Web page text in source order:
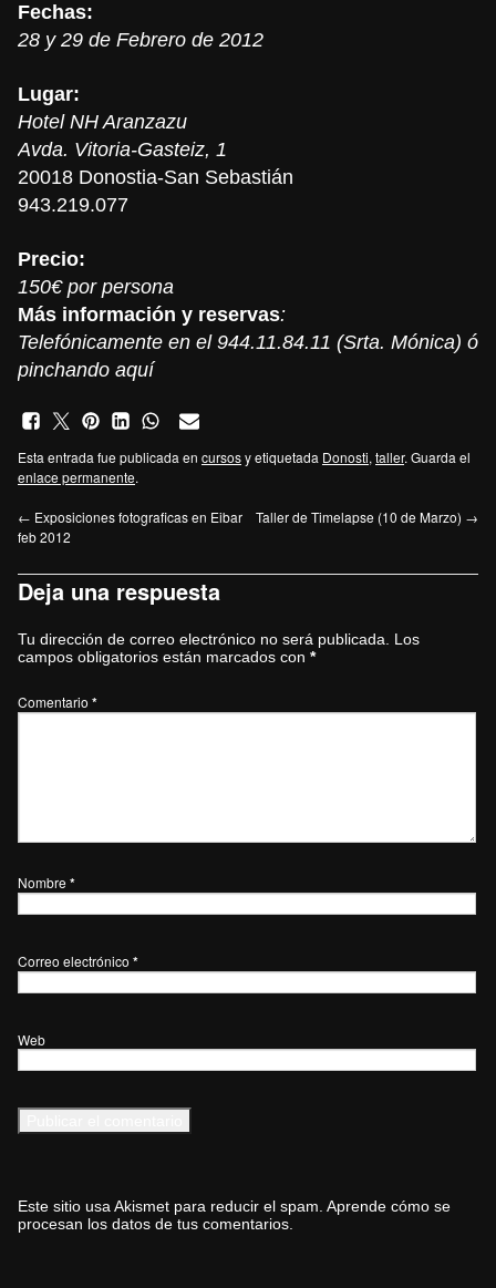
Fechas:
28 y 29 de Febrero de 2012
Lugar:
Hotel NH Aranzazu
Avda. Vitoria-Gasteiz, 1
20018 Donostia-San Sebastián
943.219.077
Precio:
150€ por persona
Más información y reservas:
Telefónicamente en el 944.11.84.11 (Srta. Mónica) ó
pinchando aquí
Esta entrada fue publicada en cursosy etiquetada Donosti, taller. Guarda el
enlace permanente.
← Exposiciones fotograficas en Eibar
feb 2012
Taller de Timelapse (10 de Marzo) →
Deja una respuesta
Tu dirección de correo electrónico no será publicada.
Los
campos obligatorios están marcados con *
Comentario *
Nombre *
Correo electrónico *
Web
Este sitio usa Akismet para reducir el spam. Aprende cómo se
procesan los datos de tus comentarios.